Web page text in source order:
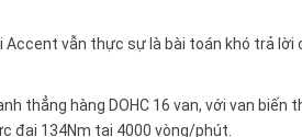
Accent vẫn thực sự là bài toán khó trả lời
thẳng hàng DOHC 16 van, với van biến
đại 134Nm tại 4000 vòng/phút.